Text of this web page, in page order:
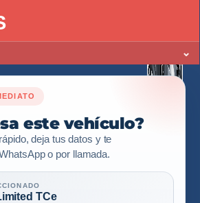
⌄
este vehículo?
deja tus datos y te
o por llamada.
TCe